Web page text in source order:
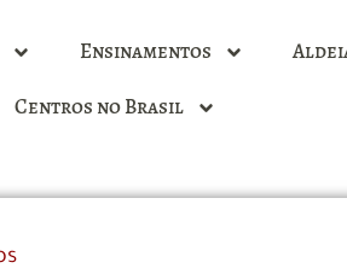
Ensinamentos
Centros no Brasil